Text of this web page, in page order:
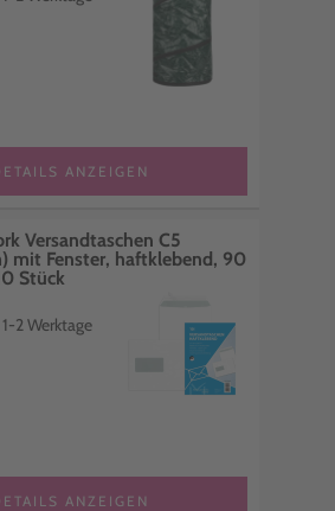
ANZEIGEN
Versandtaschen C5
mit Fenster, haftklebend, 90
Stück
2 Werktage
ANZEIGEN